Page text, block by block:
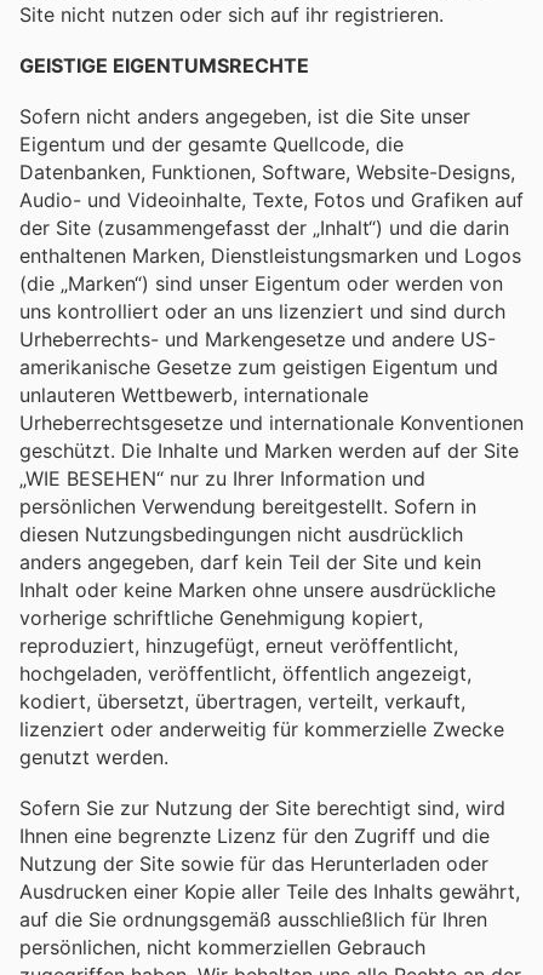
Site nicht nutzen oder sich auf ihr registrieren.
GEISTIGE EIGENTUMSRECHTE
Sofern nicht anders angegeben, ist die Site unser
Eigentum und der gesamte Quellcode, die
Datenbanken, Funktionen, Software, Website-Designs,
Audio- und Videoinhalte, Texte, Fotos und Grafiken auf
der Site (zusammengefasst der „Inhalt“) und die darin
enthaltenen Marken, Dienstleistungsmarken und Logos
(die „Marken“) sind unser Eigentum oder werden von
uns kontrolliert oder an uns lizenziert und sind durch
Urheberrechts- und Markengesetze und andere US-
amerikanische Gesetze zum geistigen Eigentum und
unlauteren Wettbewerb, internationale
Urheberrechtsgesetze und internationale Konventionen
geschützt. Die Inhalte und Marken werden auf der Site
„WIE BESEHEN“ nur zu Ihrer Information und
persönlichen Verwendung bereitgestellt. Sofern in
diesen Nutzungsbedingungen nicht ausdrücklich
anders angegeben, darf kein Teil der Site und kein
Inhalt oder keine Marken ohne unsere ausdrückliche
vorherige schriftliche Genehmigung kopiert,
reproduziert, hinzugefügt, erneut veröffentlicht,
hochgeladen, veröffentlicht, öffentlich angezeigt,
kodiert, übersetzt, übertragen, verteilt, verkauft,
lizenziert oder anderweitig für kommerzielle Zwecke
genutzt werden.
Sofern Sie zur Nutzung der Site berechtigt sind, wird
Ihnen eine begrenzte Lizenz für den Zugriff und die
Nutzung der Site sowie für das Herunterladen oder
Ausdrucken einer Kopie aller Teile des Inhalts gewährt,
auf die Sie ordnungsgemäß ausschließlich für Ihren
persönlichen, nicht kommerziellen Gebrauch